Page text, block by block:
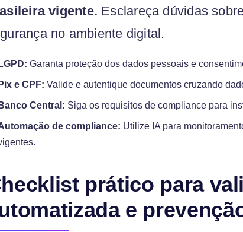
vigente. Esclareça dúvidas
no ambiente digital.
Garanta proteção dos dados pessoais e
e CPF: Valide e autentique documentos cruzando
Central: Siga os requisitos de compliance para
de compliance: Utilize IA para
prático para
e